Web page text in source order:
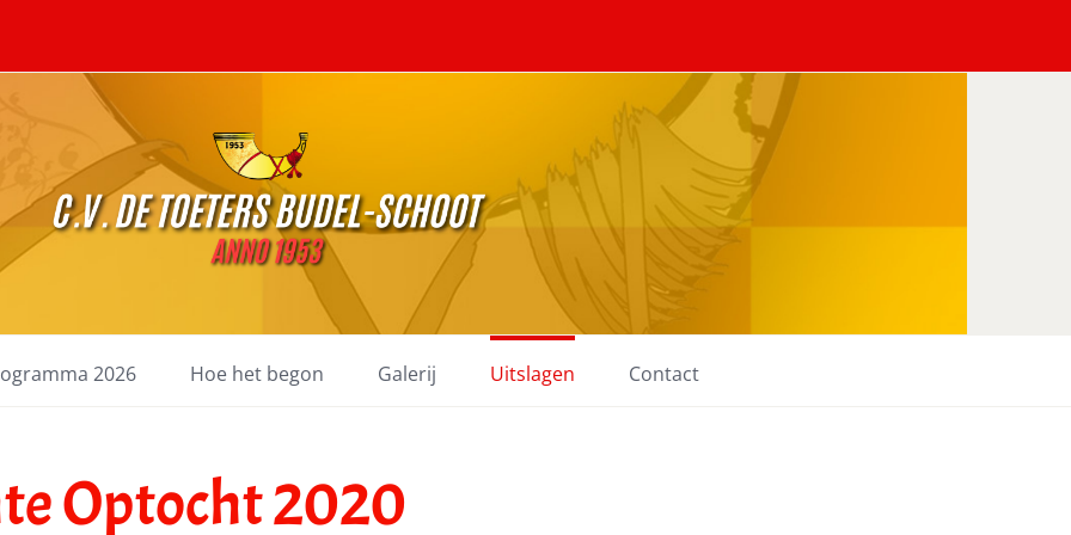
2026 Hoe het begon Galerij Uitslagen Contact
Optocht 2020